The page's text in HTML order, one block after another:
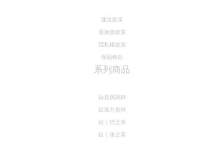
運送政策
退換貨政策
隱私權政策
保固條款
系列商品
鈦造跳跳杯
鈦造方形杯
鈦｜焠之美
鈦｜漆之美